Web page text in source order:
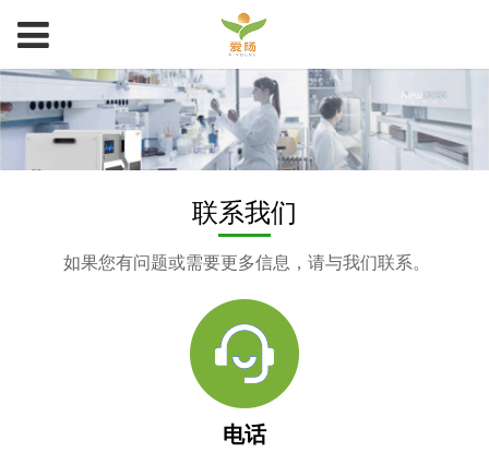
联系我们
如果您有问题或需要更多信息，请与我们联系。
电话